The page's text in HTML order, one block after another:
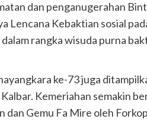
dan penganugerahan
Lencana Kebaktian sosial
rangka wisuda purna
ke-73 juga
Kemeriahan semakin
Gemu Fa Mire oleh